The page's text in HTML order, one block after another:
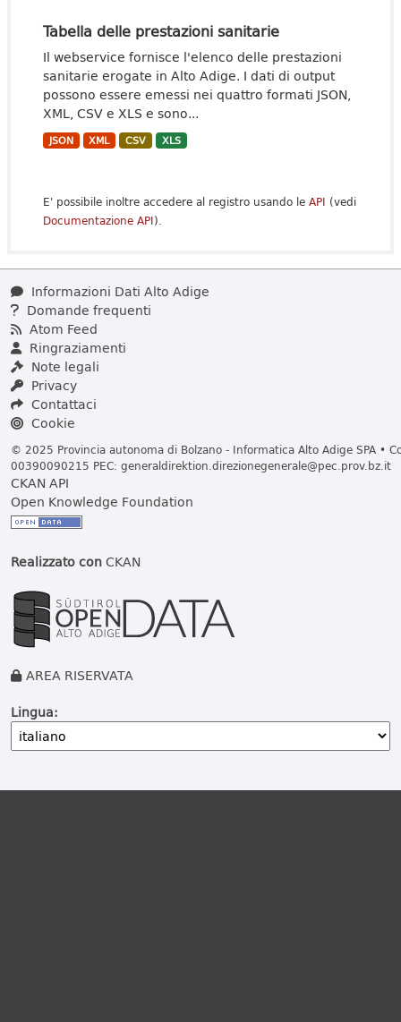
Tabella delle prestazioni sanitarie
Il webservice fornisce l'elenco delle prestazioni
sanitarie erogate in Alto Adige. I dati di output
possono essere emessi nei quattro formati JSON,
XML, CSV e XLS e sono...
JSON XML CSV XLS
E' possibile inoltre accedere al registro usando le API (vedi
Documentazione API).
Informazioni Dati Alto Adige
Domande frequenti
Atom Feed
Ringraziamenti
Note legali
Privacy
Contattaci
Cookie
© 2025 Provincia autonoma di Bolzano - Informatica Alto Adige SPA •
00390090215 PEC: generaldirektion.direzionegenerale@pec.prov.bz.it
CKAN API
Open Knowledge Foundation
Realizzato conCKAN
AREA RISERVATA
Lingua